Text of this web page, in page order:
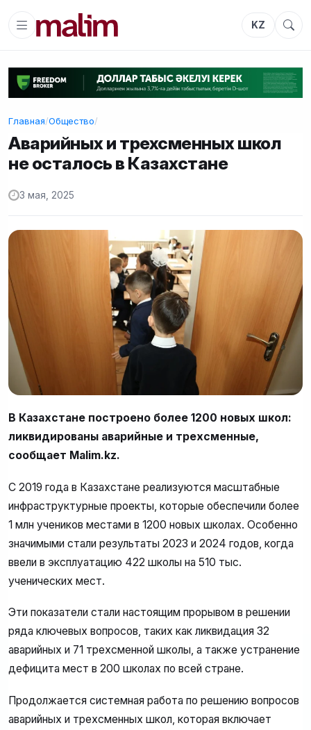
KZ
Главная/Общество/
Аварийных и трехсменных школ
не осталось в Казахстане
3 мая, 2025
В Казахстане построено более 1200 новых школ:
ликвидированы аварийные и трехсменные,
сообщает Malim.kz.
С 2019 года в Казахстане реализуются масштабные
инфраструктурные проекты, которые обеспечили более
1 млн учеников местами в 1200 новых школах. Особенно
значимыми стали результаты 2023 и 2024 годов, когда
ввели в эксплуатацию 422 школы на 510 тыс.
ученических мест.
Эти показатели стали настоящим прорывом в решении
ряда ключевых вопросов, таких как ликвидация 32
аварийных и 71 трехсменной школы, а также устранение
дефицита мест в 200 школах по всей стране.
Продолжается системная работа по решению вопросов
аварийных и трехсменных школ, которая включает